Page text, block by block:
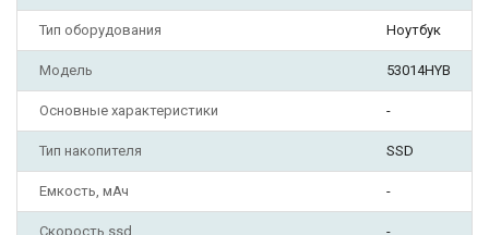
Тип оборудования Ноутбук
Модель 53014HYB
Основные характеристики -
Тип накопителя SSD
Емкость, мАч -
Скорость ssd -